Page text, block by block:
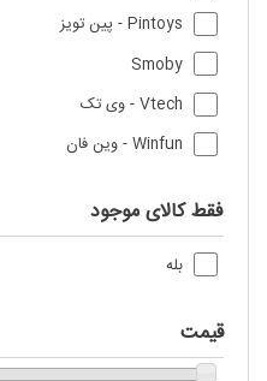
Pintoys - پین تویز
Smoby
Vtech - وی تک
Winfun - وین فان
فقط کالای موجود
بله
قیمت